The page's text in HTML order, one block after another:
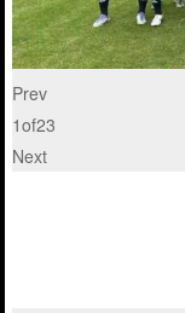
Prev
1of23
Next